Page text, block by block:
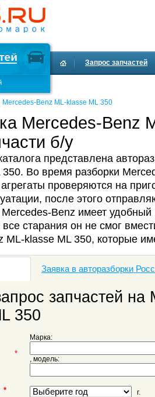
Запрос запчастей
Mercedes-Benz ML-klasse ML 350
Mercedes-Benz
б/у
представлена
Во время разборки
проверяются на
после этого
Mercedes-Benz имеет
старания он не смог
ML-klasse ML 350, которые
Заявка в авторазборки
запчастей на
350
*
Марка:
, модель:
* г.